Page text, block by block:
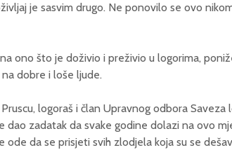
je sasvim drugo. Ne ponovilo se ovo
ono što je doživio i preživio u logorima,
dobre i loše ljude.
logoraš i član Upravnog odbora Saveza
dao zadatak da svake godine dolazi na ovo
ode da se prisjeti svih zlodjela koja su se